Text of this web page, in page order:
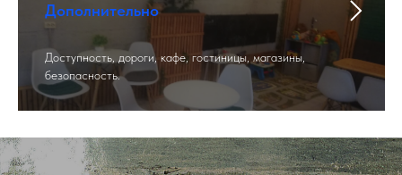
Дополнительно
Доступность, дороги, кафе, гостиницы, магазины,
безопасность.